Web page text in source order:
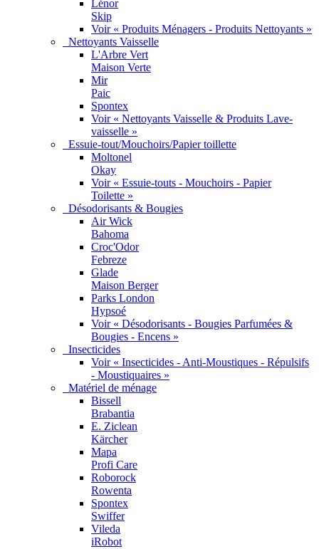
Lénor
Skip
Voir « Produits Ménagers - Produits Nettoyants »
Nettoyants Vaisselle
L'Arbre Vert
Maison Verte
Mir
Paic
Spontex
Voir « Nettoyants Vaisselle & Produits Lave-
vaisselle »
Essuie-tout/Mouchoirs/Papier toillette
Moltonel
Okay
Voir « Essuie-touts - Mouchoirs - Papier
Toilette »
Désodorisants & Bougies
Air Wick
Bahoma
Croc'Odor
Febreze
Glade
Maison Berger
Parks London
Hypsoé
Voir « Désodorisants - Bougies Parfumées &
Bougies - Encens »
Insecticides
Voir « Insecticides - Anti-Moustiques - Répulsifs
- Moustiquaires »
Matériel de ménage
Bissell
Brabantia
E. Ziclean
Kärcher
Mapa
Profi Care
Roborock
Rowenta
Spontex
Swiffer
Vileda
iRobot